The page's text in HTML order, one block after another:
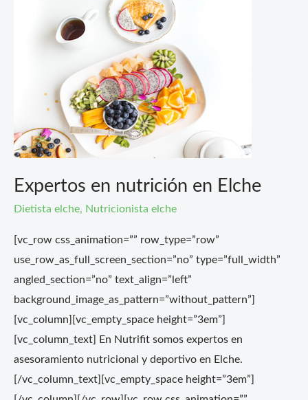
Expertos en nutrición en Elche
Dietista elche, Nutricionista elche
[vc_row css_animation=”” row_type=”row”
use_row_as_full_screen_section=”no” type=”full_width”
angled_section=”no” text_align=”left”
background_image_as_pattern=”without_pattern”]
[vc_column][vc_empty_space height=”3em”]
[vc_column_text] En Nutrifit somos expertos en
asesoramiento nutricional y deportivo en Elche.
[/vc_column_text][vc_empty_space height=”3em”]
nutrición